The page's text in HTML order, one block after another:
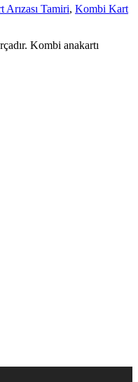
Tamiri, Kombi Kart
Kombi anakartı